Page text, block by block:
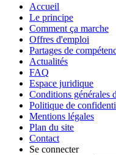
Accueil
Le principe
Comment ça marche
Offres d'emploi
Partages de
Actualités
FAQ
Espace juridique
Conditions générales
Politique de
Mentions légales
Plan du site
Contact
Se connecter